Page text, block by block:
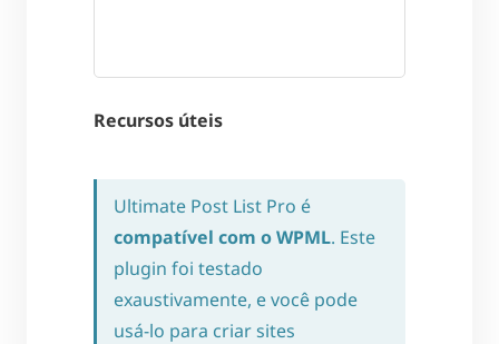
Recursos úteis
Ultimate Post List Pro é
compatível com o WPML. Este
plugin foi testado
exaustivamente, e você pode
usá-lo para criar sites